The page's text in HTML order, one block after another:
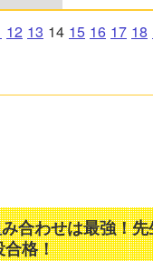
12 13 14 15 16 17 18
合わせは最強！
格！